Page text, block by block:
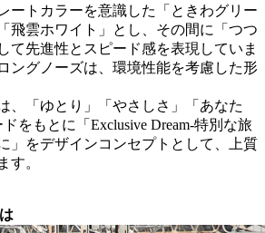
ートカラーを意識した「ときわグリー
飛雲ホワイト」とし、その間に「つつ
て先進性とスピード感を表現していま
ングノーズは、環境性能を考慮した形
、「ゆとり」「やさしさ」「あなた
をもとに「Exclusive Dream-特別な旅
」をデザインコンセプトとして、上質
す。